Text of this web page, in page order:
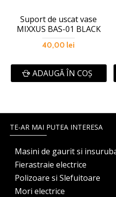
Suport de uscat vase
MIXXUS BAS-01 BLACK
40,00 lei
ADAUGĂ ÎN COŞ
TE-AR MAI PUTEA INTERESA
Masini de gaurit si
Fierastraie electrice
Polizoare si Slefuitoare
Mori electrice